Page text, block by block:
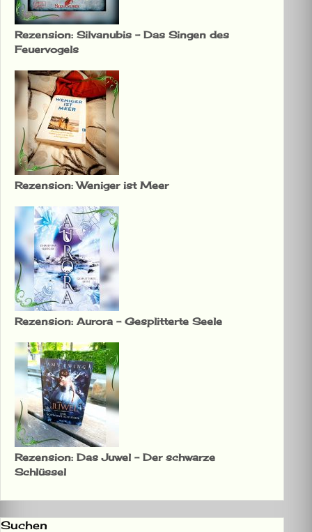
Rezension: Silvanubis – Das Singen des
Feuervogels
Rezension: Weniger ist Meer
Rezension: Aurora – Gesplitterte Seele
Rezension: Das Juwel – Der schwarze
Schlüssel
Suchen